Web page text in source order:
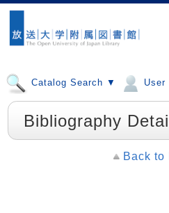
Catalog Search ▼
Bibliography
Back to